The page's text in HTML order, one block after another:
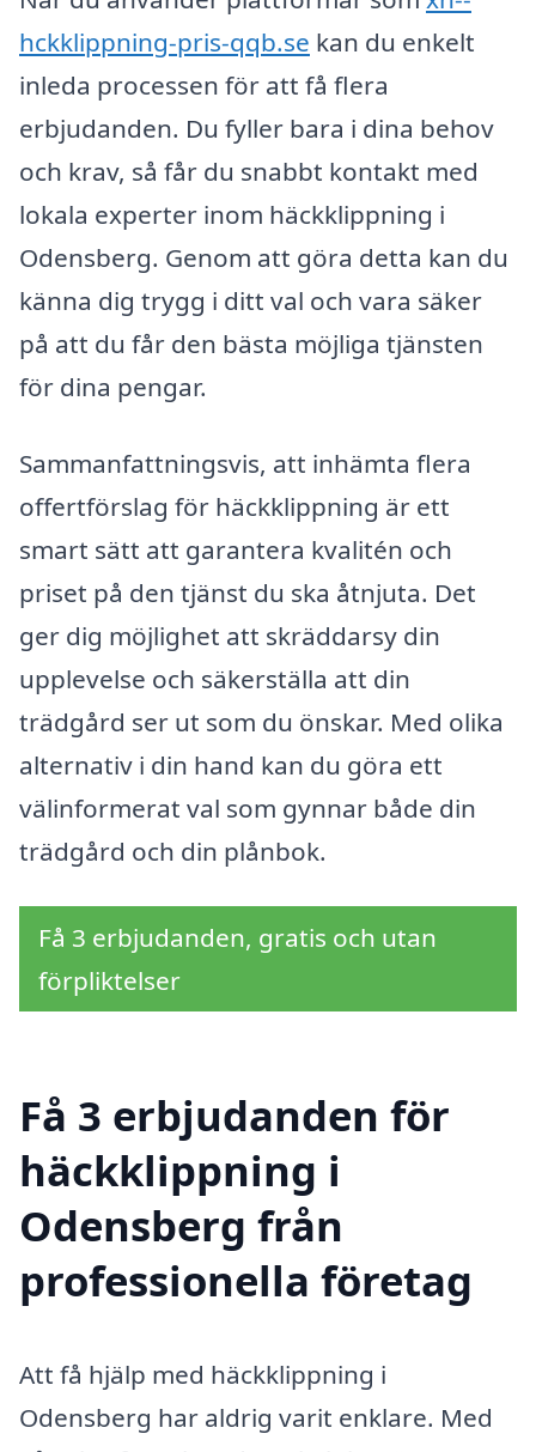
hckklippning-pris-qqb.se kan du enkelt
inleda processen för att få flera
erbjudanden. Du fyller bara i dina behov
och krav, så får du snabbt kontakt med
lokala experter inom häckklippning i
Odensberg. Genom att göra detta kan du
känna dig trygg i ditt val och vara säker
på att du får den bästa möjliga tjänsten
för dina pengar.
Sammanfattningsvis, att inhämta flera
offertförslag för häckklippning är ett
smart sätt att garantera kvalitén och
priset på den tjänst du ska åtnjuta. Det
ger dig möjlighet att skräddarsy din
upplevelse och säkerställa att din
trädgård ser ut som du önskar. Med olika
alternativ i din hand kan du göra ett
välinformerat val som gynnar både din
trädgård och din plånbok.
Få 3 erbjudanden, gratis och utan
förpliktelser
Få 3 erbjudanden för
häckklippning i
Odensberg från
professionella företag
Att få hjälp med häckklippning i
Odensberg har aldrig varit enklare. Med